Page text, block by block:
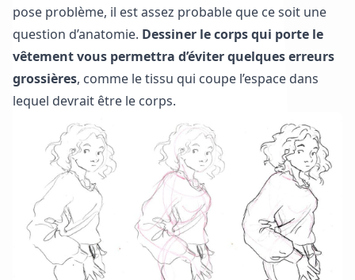
pose problème, il est assez probable que ce soit une
question d’anatomie. Dessiner le corps qui porte le
vêtement vous permettra d’éviter quelques erreurs
grossières, comme le tissu qui coupe l’espace dans
lequel devrait être le corps.